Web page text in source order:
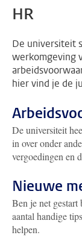
HR
De universiteit
werkomgeving
hier vind je de
De universiteit
in over onder
vergoedingen en
Nieuwe
Ben je net
aantal handige
helpen.